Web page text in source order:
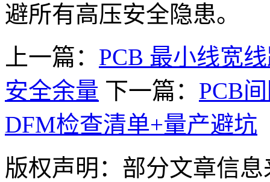
避所有高压安全隐患。
上一篇： PCB 最小线宽
安全余量 下一篇： PCB
DFM检查清单+量产避坑
版权声明：部分文章信